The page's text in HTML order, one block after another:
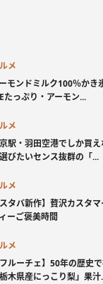
メ
モンドミルク100％か
たっぷり・アーモン...
メ
駅・羽田空港でしか買
びたいセンス抜群の「...
メ
スタバ新作】贅沢カスタ
ーご褒美時間
メ
フルーチェ】50年の歴史
栃木県産にっこり梨」果汁